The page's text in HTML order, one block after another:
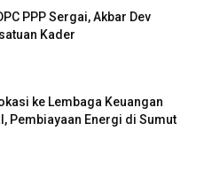
PPP Sergai, Akbar Dev
Kader
ke Lembaga Keuangan
Pembiayaan Energi di Sumut